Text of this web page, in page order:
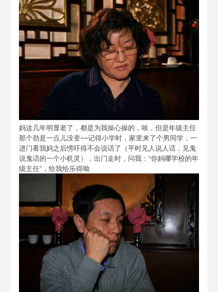
妈这几年明显老了，都是为我操心操的，唉，但是年级主任
那个劲是一点儿没变~~记得小学时，家里来了个男同学，一
进门看我妈之后愣吓得不会说话了（平时见人说人话，见鬼
说鬼话的一个小机灵），出门走时，问我：“你妈哪学校的年
级主任”，给我给乐得呦